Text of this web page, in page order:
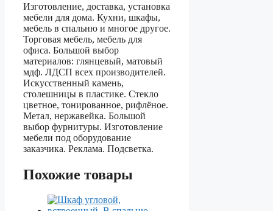
Изготовление, доставка, установка
мебели для дома. Кухни, шкафы,
мебель в спальню и многое другое.
Торговая мебель, мебель для
офиса. Большой выбор
материалов: глянцевый, матовый
мдф. ЛДСП всех производителей.
Искусственный камень,
столешницы в пластике. Стекло
цветное, тонированное, рифлёное.
Метал, нержавейка. Большой
выбор фурнитуры. Изготовление
мебели под оборудование
заказчика. Реклама. Подсветка.
Похожие товары